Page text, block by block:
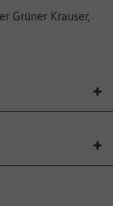
Grüner Krauser,